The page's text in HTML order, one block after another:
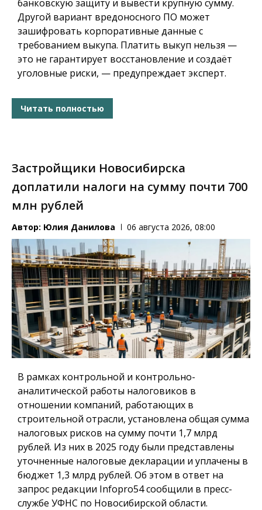
банковскую защиту и вывести крупную сумму.
Другой вариант вредоносного ПО может
зашифровать корпоративные данные с
требованием выкупа. Платить выкуп нельзя —
это не гарантирует восстановление и создаёт
уголовные риски, — предупреждает эксперт.
Читать полностью
Застройщики Новосибирска
доплатили налоги на сумму почти 700
млн рублей
Автор: Юлия Данилова 06 августа 2026, 08:00
В рамках контрольной и контрольно-
аналитической работы налоговиков в
отношении компаний, работающих в
строительной отрасли, установлена общая сумма
налоговых рисков на сумму почти 1,7 млрд
рублей. Из них в 2025 году были представлены
уточненные налоговые декларации и уплачены в
бюджет 1,3 млрд рублей. Об этом в ответ на
запрос редакции Infopro54 сообщили в пресс-
службе УФНС по Новосибирской области.